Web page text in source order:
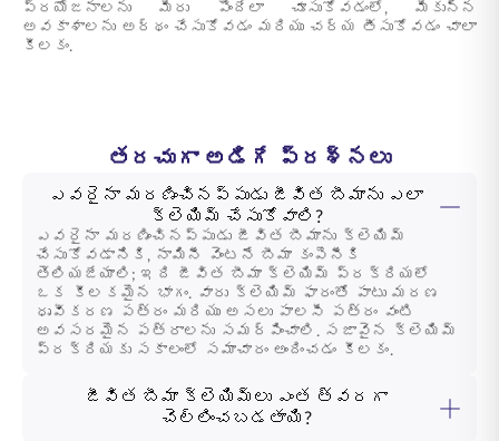
ప్రయోజనాలను మీరు పొందేలా చూసుకోవడంలో, మీకున్న
అవకాశాలను అర్థం చేసుకోవడం మరియు చర్య తీసుకోవడం చాలా
కీలకం.
తరచుగా అడిగే ప్రశ్నలు
ఎవరైనా మరణించినప్పుడు జీవిత బీమాను ఎలా
క్లెయిమ్ చేసుకోవాలి?
ఎవరైనా మరణించినప్పుడు జీవిత బీమాను క్లెయిమ్
చేసుకోవడానికి, నామినీ వెంటనే బీమా కంపెనీకి
తెలియజేయాలి; ఇది జీవిత బీమా క్లెయిమ్ ప్రక్రియలో
ఒక కీలకమైన భాగం. వారు క్లెయిమ్ ఫారంతో పాటు మరణ
ధృవీకరణ పత్రం మరియు అసలు పాలసీ పత్రం వంటి
అవసరమైన పత్రాలను సమర్పించాలి. సజావైన క్లెయిమ్
ప్రక్రియకు సకాలంలో సమాచారం అందించడం కీలకం.
జీవిత బీమా క్లెయిమ్‌లు ఎంత త్వరగా
చెల్లించబడతాయి?